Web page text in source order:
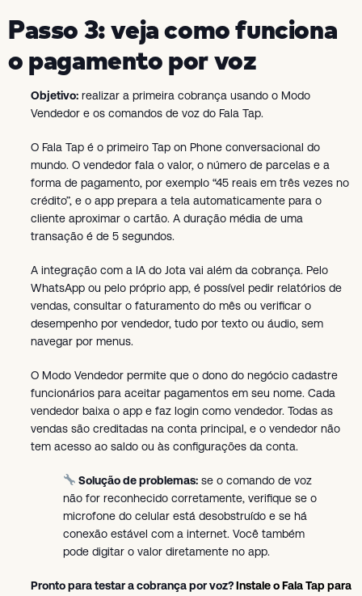
Passo 3: veja como funciona
o pagamento por voz
Objetivo: realizar a primeira cobrança usando o Modo
Vendedor e os comandos de voz do Fala Tap.
O Fala Tap é o primeiro Tap on Phone conversacional do
mundo. O vendedor fala o valor, o número de parcelas e a
forma de pagamento, por exemplo “45 reais em três vezes no
crédito”, e o app prepara a tela automaticamente para o
cliente aproximar o cartão. A duração média de uma
transação é de 5 segundos.
A integração com a IA do Jota vai além da cobrança. Pelo
WhatsApp ou pelo próprio app, é possível pedir relatórios de
vendas, consultar o faturamento do mês ou verificar o
desempenho por vendedor, tudo por texto ou áudio, sem
navegar por menus.
O Modo Vendedor permite que o dono do negócio cadastre
funcionários para aceitar pagamentos em seu nome. Cada
vendedor baixa o app e faz login como vendedor. Todas as
vendas são creditadas na conta principal, e o vendedor não
tem acesso ao saldo ou às configurações da conta.
Solução de problemas:se o comando de voz
não for reconhecido corretamente, verifique se o
microfone do celular está desobstruído e se há
conexão estável com a internet. Você também
pode digitar o valor diretamente no app.
Pronto para testar a cobrança por voz?Instale o Fala Tap para